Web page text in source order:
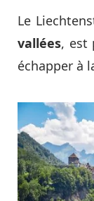
Le
vallées, est
échapper à